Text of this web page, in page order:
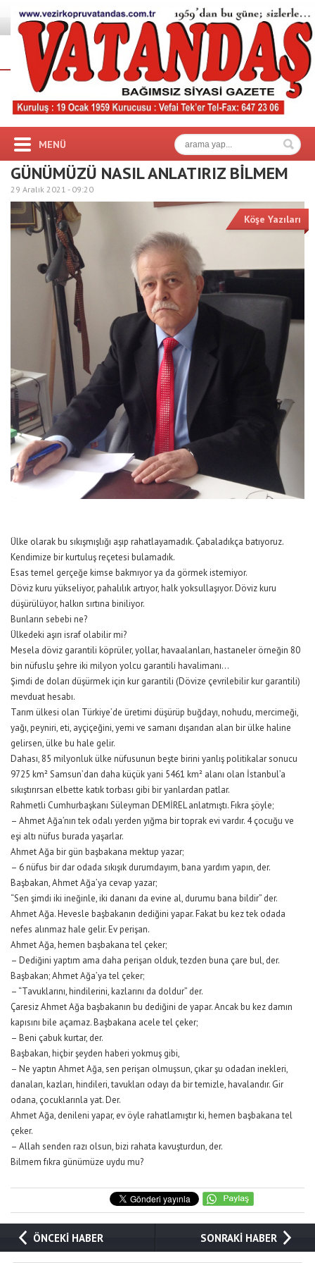
MENÜ
GÜNÜMÜZÜ NASIL ANLATIRIZ BİLMEM
29 Aralık 2021 - 09:20
Köşe Yazıları
Ülke olarak bu sıkışmışlığı aşıp rahatlayamadık. Çabaladıkça batıyoruz.
Kendimize bir kurtuluş reçetesi bulamadık.
Esas temel gerçeğe kimse bakmıyor ya da görmek istemiyor.
Döviz kuru yükseliyor, pahalılık artıyor, halk yoksullaşıyor. Döviz kuru
düşürülüyor, halkın sırtına biniliyor.
Bunların sebebi ne?
Ülkedeki aşırı israf olabilir mi?
Mesela döviz garantili köprüler, yollar, havaalanları, hastaneler örneğin 80
bin nüfuslu şehre iki milyon yolcu garantili havalimanı…
Şimdi de doları düşürmek için kur garantili (Dövize çevrilebilir kur garantili)
mevduat hesabı.
Tarım ülkesi olan Türkiye’de üretimi düşürüp buğdayı, nohudu, mercimeği,
yağı, peyniri, eti, ayçiçeğini, yemi ve samanı dışarıdan alan bir ülke haline
gelirsen, ülke bu hale gelir.
Dahası, 85 milyonluk ülke nüfusunun beşte birini yanlış politikalar sonucu
9725 km² Samsun’dan daha küçük yani 5461 km² alanı olan İstanbul’a
sıkıştırırsan elbette katık torbası gibi bir yanlardan patlar.
Rahmetli Cumhurbaşkanı Süleyman DEMİREL anlatmıştı. Fıkra şöyle;
– Ahmet Ağa’nın tek odalı yerden yığma bir toprak evi vardır. 4 çocuğu ve
eşi altı nüfus burada yaşarlar.
Ahmet Ağa bir gün başbakana mektup yazar;
– 6 nüfus bir dar odada sıkışık durumdayım, bana yardım yapın, der.
Başbakan, Ahmet Ağa’ya cevap yazar;
“Sen şimdi iki ineğinle, iki dananı da evine al, durumu bana bildir” der.
Ahmet Ağa. Hevesle başbakanın dediğini yapar. Fakat bu kez tek odada
nefes alınmaz hale gelir. Ev perişan.
Ahmet Ağa, hemen başbakana tel çeker;
– Dediğini yaptım ama daha perişan olduk, tezden buna çare bul, der.
Başbakan; Ahmet Ağa’ya tel çeker;
– “Tavuklarını, hindilerini, kazlarını da doldur” der.
Çaresiz Ahmet Ağa başbakanın bu dediğini de yapar. Ancak bu kez damın
kapısını bile açamaz. Başbakana acele tel çeker;
– Beni çabuk kurtar, der.
Başbakan, hiçbir şeyden haberi yokmuş gibi,
– Ne yaptın Ahmet Ağa, sen perişan olmuşsun, çıkar şu odadan inekleri,
danaları, kazları, hindileri, tavukları odayı da bir temizle, havalandır. Gir
odana, çocuklarınla yat. Der.
Ahmet Ağa, denileni yapar, ev öyle rahatlamıştır ki, hemen başbakana tel
çeker.
– Allah senden razı olsun, bizi rahata kavuşturdun, der.
Bilmem fıkra günümüze uydu mu?
ÖNCEKİ HABER SONRAKİ HABER